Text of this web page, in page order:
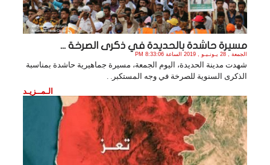
مسيرة حاشدة بالحديدة في ذكرى الصرخة ...
الجمعة , 28 يـونـيـو , 2019 الساعة 8:33:06 PM
شهدت مدينة الحديدة، اليوم الجمعة، مسيرة جماهيرية حاشدة بمناسبة
الذكرى السنوية للصرخة في وجه المستكبر. .
الـمــزيـد